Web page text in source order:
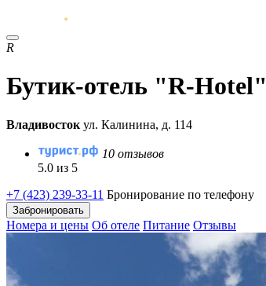
R
Бутик-отель "R-Hotel"
Владивосток ул. Калинина, д. 114
10 отзывов
5.0 из 5
+7 (423) 239-33-11 Бронирование по телефону
Забронировать
Номера и цены Об отеле Питание Отзывы